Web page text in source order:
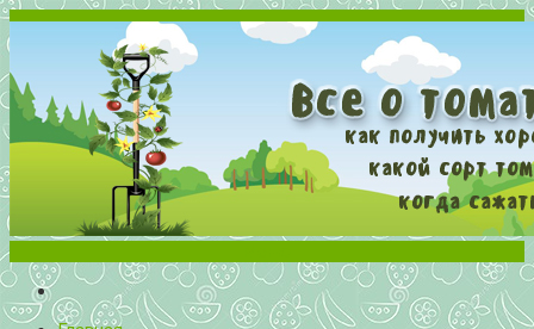
Все о томатах. Выращивание томатов. Сорта и рассада.
Выращивание и уход за томатами